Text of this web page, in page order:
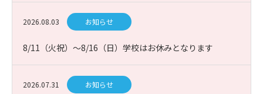
お休み
2026.08.03 お知らせ
8/11（火祝）～8/16（日）学校はお休みとなります
2026.07.31 お知らせ